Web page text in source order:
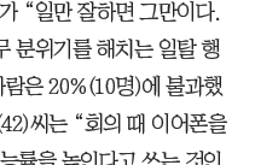
“일만 잘하면 그만이다.
분위기를 해치는 일탈 행
은 20%(10명)에 불과했
씨는 “회의 때 이어폰을